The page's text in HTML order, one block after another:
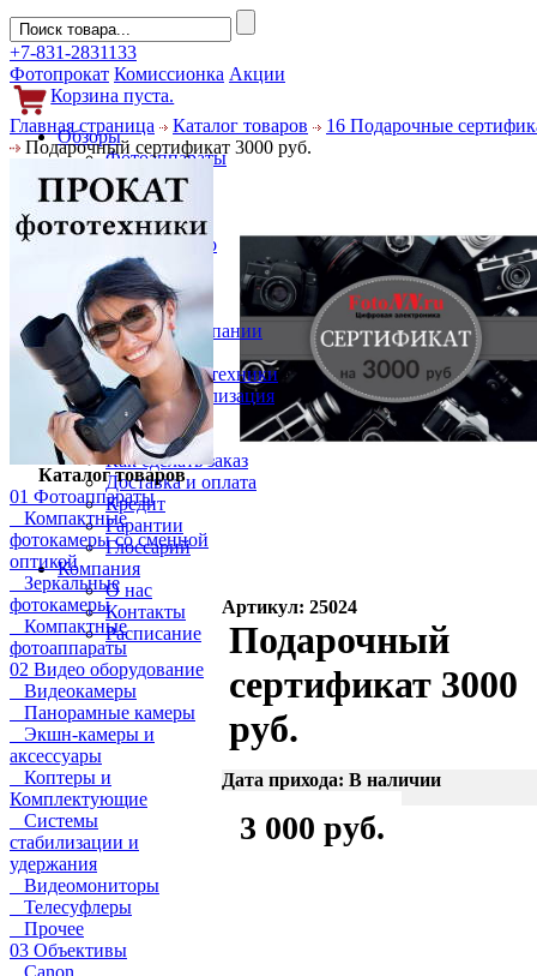
+7-831-2831133
Фотопрокат Комиссионка Акции
Корзина пуста.
Обзоры
Фотоаппараты
Объективы
Фильтры
Новости
Фото и видео
Гаджеты
Аксессуары
Слухи
Новости компании
Услуги
Прокат фототехники
Выкуп и реализация
Покупателям
Акции
Как сделать заказ
Доставка и оплата
Кредит
Гарантии
Глоссарий
Компания
О нас
Контакты
Расписание
Главная страница Каталог товаров
16 Подарочные
Подарочный сертификат 3000 руб.
Каталог товаров
01 Фотоаппараты
Компактные
фотокамеры со сменной
оптикой
Зеркальные
фотокамеры
Компактные
фотоаппараты
02 Видео оборудование
Видеокамеры
Панорамные камеры
Экшн-камеры и
аксессуары
Коптеры и
Комплектующие
Системы
стабилизации и
удержания
Видеомониторы
Телесуфлеры
Прочее
03 Объективы
Canon
Артикул: 25024
Подарочный
сертификат 3000
руб.
Дата прихода: В наличии
3 000 руб.